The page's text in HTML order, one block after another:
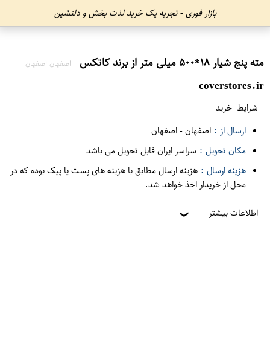
بازار فوری - تجربه یک خرید لذت بخش و دلنشین
مته پنج شیار ۱۸*۵۰۰ میلی متر از برند کاتکس اصفهان اصفهان
coverstores.ir
شرایط خرید
ارسال از : اصفهان-اصفهان
مکان تحویل : سراسر ایران قابل تحویل می باشد
هزینه ارسال : هزینه ارسال مطابق با هزینه های پست یا پیک بوده که در
محل از خریدار اخذ خواهد شد.
اطلاعات بیشتر ❯